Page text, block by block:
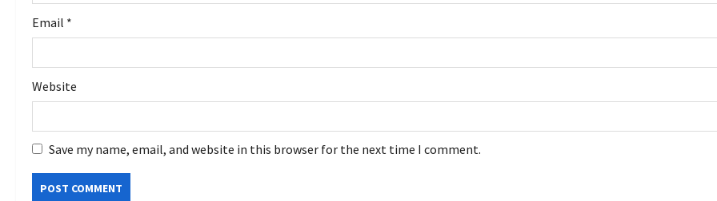
Email *
Website
Save my name, email, and website in this browser for the next time I comment.